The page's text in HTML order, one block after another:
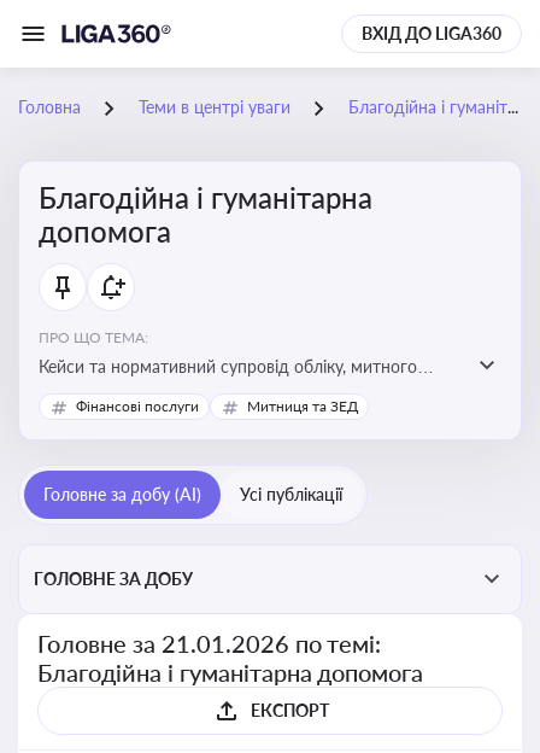
ВХІД ДО LIGA360
Головна Теми в центрі уваги Благодійна і гуманітарна допомога
Благодійна і гуманітарна
допомога
ПРО ЩО ТЕМА:
Кейси та нормативний супровід обліку, митного
оформлення, контролю та утилізації гуманітарної або
благодійної допомоги
Фінансові послуги Митниця та ЗЕД
Головне за добу (AI) Усі публікації
ГОЛОВНЕ ЗА ДОБУ
Головне за 21.01.2026 по темі:
Благодійна і гуманітарна допомога
ЕКСПОРТ